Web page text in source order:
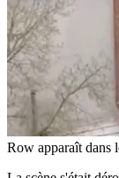
Row apparaît dans